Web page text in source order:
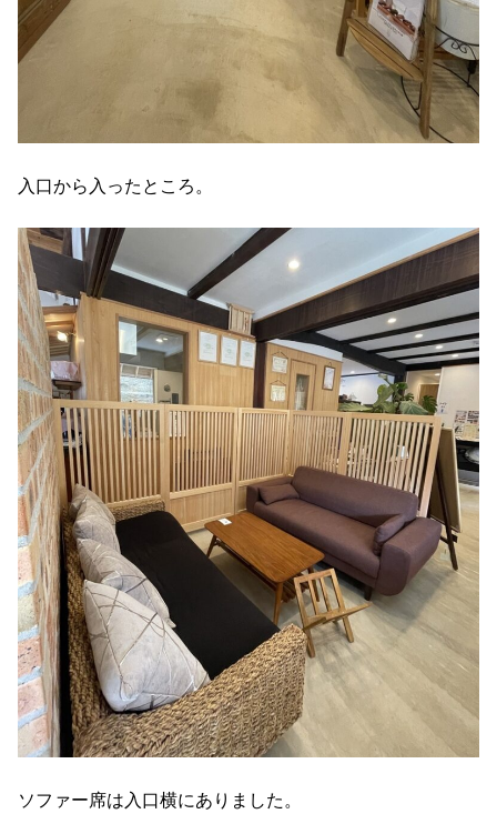
入口から入ったところ。
ソファー席は入口横にありました。